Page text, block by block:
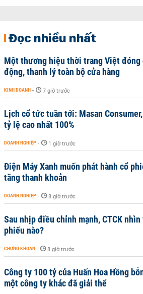
Đọc nhiều nhất
Một thương hiệu thời trang Việt đóng
động, thanh lý toàn bộ cửa hàng
KINH DOANH - 7 giờ trước
Lịch cổ tức tuần tới: Masan
tỷ lệ cao nhất 100%
DOANH NGHIỆP - 1 giờ trước
Điện Máy Xanh muốn phát hành cổ
tăng thanh khoản
DOANH NGHIỆP - 8 giờ trước
Sau nhịp điều chỉnh mạnh, CTCK
phiếu nào?
CHỨNG KHOÁN - 8 giờ trước
Công ty 100 tỷ của Huấn Hoa Hồng
một công ty khác đã giải thể